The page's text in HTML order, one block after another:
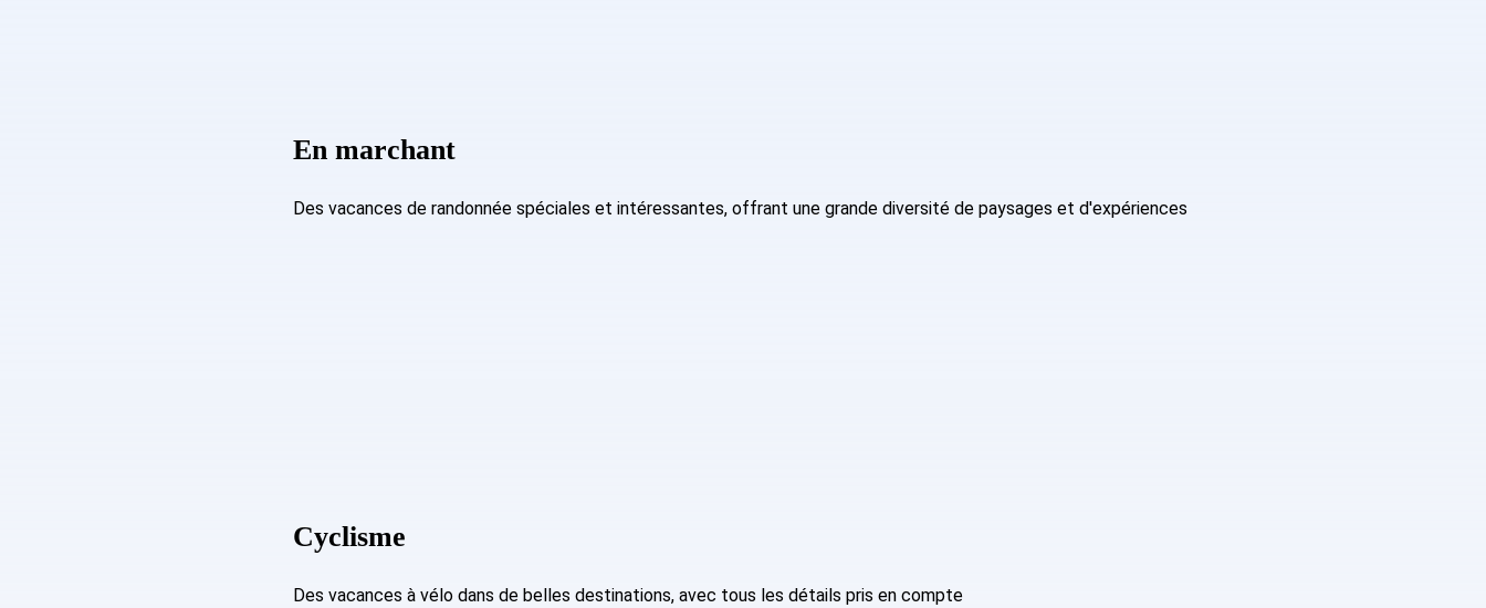
En marchant
Des vacances de randonnée spéciales et intéressantes, offrant une grande diversité de paysages et d'expériences
Cyclisme
Des vacances à vélo dans de belles destinations, avec tous les détails pris en compte